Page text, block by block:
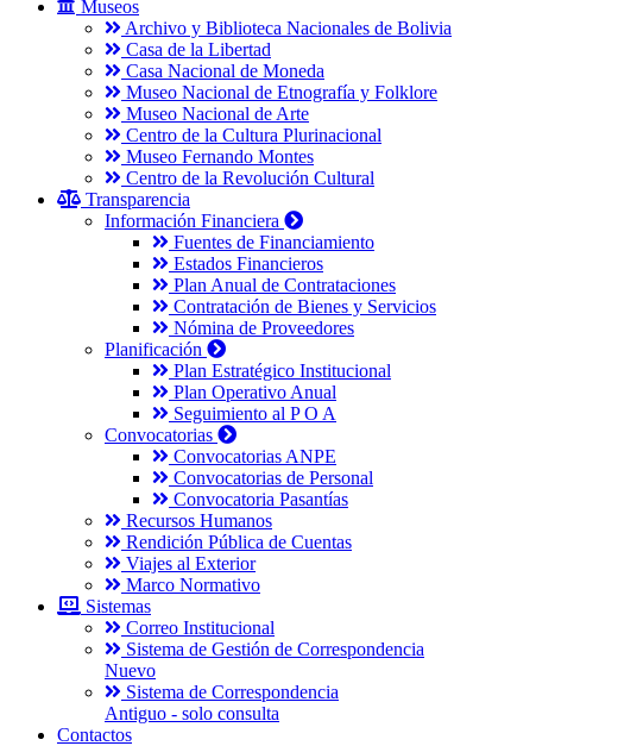
Museos
Archivo y Biblioteca Nacionales de Bolivia
Casa de la Libertad
Casa Nacional de Moneda
Museo Nacional de Etnografía y Folklore
Museo Nacional de Arte
Centro de la Cultura Plurinacional
Museo Fernando Montes
Centro de la Revolución Cultural
Transparencia
Información Financiera
Fuentes de Financiamiento
Estados Financieros
Plan Anual de Contrataciones
Contratación de Bienes y Servicios
Nómina de Proveedores
Planificación
Plan Estratégico Institucional
Plan Operativo Anual
Seguimiento al P O A
Convocatorias
Convocatorias ANPE
Convocatorias de Personal
Convocatoria Pasantías
Recursos Humanos
Rendición Pública de Cuentas
Viajes al Exterior
Marco Normativo
Sistemas
Correo Institucional
Sistema de Gestión de Correspondencia
Nuevo
Sistema de Correspondencia
Antiguo - solo consulta
Contactos